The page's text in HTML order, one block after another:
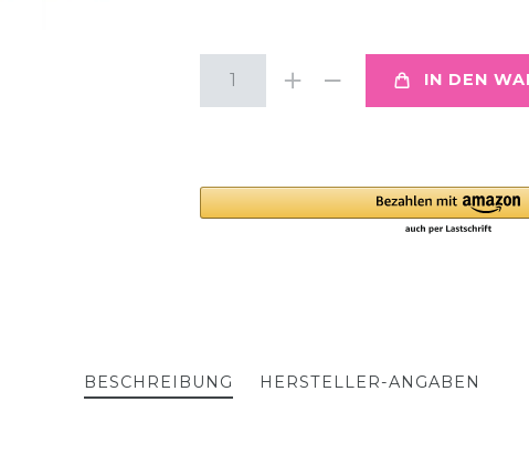
IN DEN
BESCHREIBUNG HERSTELLER-ANGABEN